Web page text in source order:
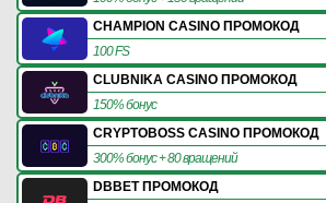
CHAMPION CASINO ПРОМОКОД
100 FS
CLUBNIKA CASINO ПРОМОКОД
150% бонус
CRYPTOBOSS CASINO ПРОМОКОД
300% бонус + 80 вращений
DBBET ПРОМОКОД